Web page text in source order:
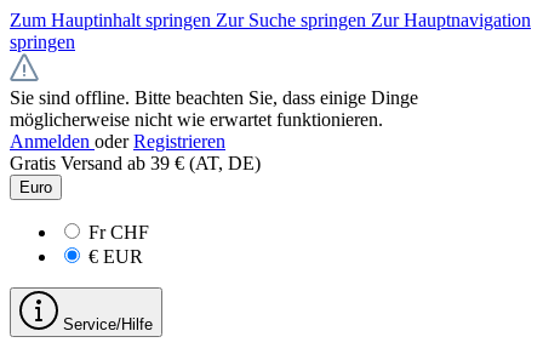
Zum Hauptinhalt springen Zur Suche springen Zur Hauptnavigation
springen
Sie sind offline. Bitte beachten Sie, dass einige Dinge
möglicherweise nicht wie erwartet funktionieren.
Anmelden oder Registrieren
Gratis Versand ab 39 € (AT, DE)
Euro
FrCHF
€ EUR
Service/Hilfe